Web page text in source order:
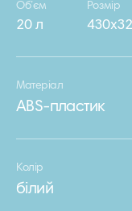
Об’єм
20 л
Розмір
Матеріал
ABS-пластик
Колір
білий